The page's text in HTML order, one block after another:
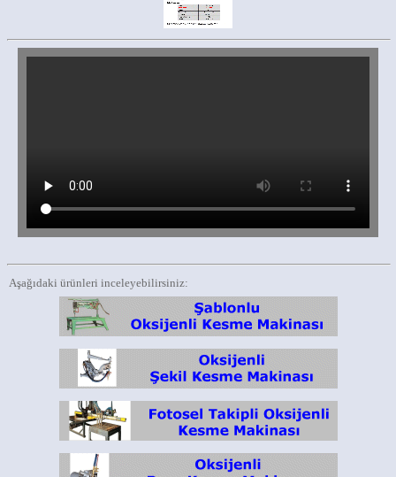
Aşağıdaki ürünleri inceleyebilirsiniz: